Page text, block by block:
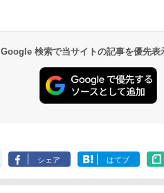
Google 検索で当サイトの記事を優先表
シェア はてブ